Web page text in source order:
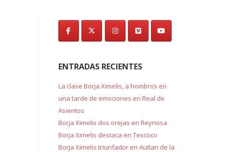
ENTRADAS RECIENTES
La clase Borja Ximelis, a hombros en
una tarde de emociones en Real de
Asientos
Borja Ximelis dos orejas en Reynosa
Borja Ximelis destaca en Texcoco
Borja Ximelis triunfador en Autlan de la